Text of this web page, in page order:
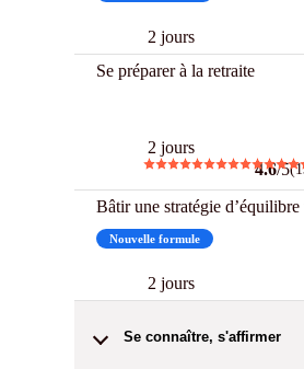
2 jours
Se préparer à la retraite
2 jours
4.6/5
Bâtir une stratégie
Nouvelle formule
2 jours
Se connaître, s'affirmer